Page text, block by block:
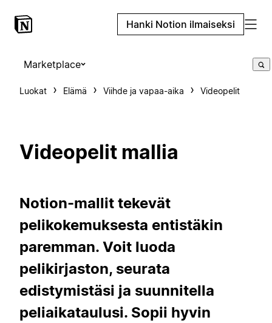
Hanki Notion ilmaiseksi
Marketplace
Luokat Elämä Viihde ja vapaa-aika Videopelit
Videopelit mallia
Notion-mallit tekevät
pelikokemuksesta entistäkin
paremman. Voit luoda
pelikirjaston, seurata
edistymistäsi ja suunnitella
peliaikataulusi. Sopii hyvin